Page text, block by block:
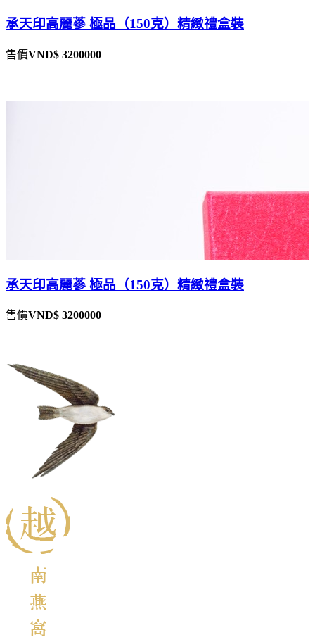
承天印高麗蔘 極品（150克）精緻禮盒裝
售價VND$ 3200000
承天印高麗蔘 極品（150克）精緻禮盒裝
售價VND$ 3200000